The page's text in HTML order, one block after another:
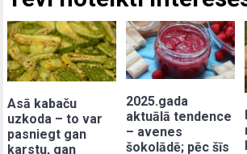
Asā kabaču
uzkoda – to var
pasniegt gan
karstu, gan
2025.gada
aktuālā tendence
– avenes
šokolādē; pēc šīs